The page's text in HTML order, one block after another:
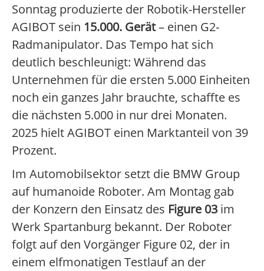
Sonntag produzierte der Robotik-Hersteller
AGIBOT sein 15.000. Gerät– einen G2-
Radmanipulator. Das Tempo hat sich
deutlich beschleunigt: Während das
Unternehmen für die ersten 5.000 Einheiten
noch ein ganzes Jahr brauchte, schaffte es
die nächsten 5.000 in nur drei Monaten.
2025 hielt AGIBOT einen Marktanteil von 39
Prozent.
Im Automobilsektor setzt die BMW Group
auf humanoide Roboter. Am Montag gab
der Konzern den Einsatz des Figure 03 im
Werk Spartanburg bekannt. Der Roboter
folgt auf den Vorgänger Figure 02, der in
einem elfmonatigen Testlauf an der